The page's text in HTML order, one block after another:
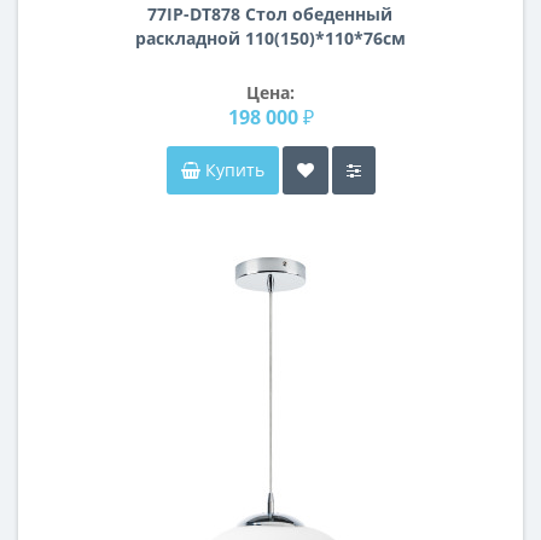
77IP-DT878 Стол обеденный
раскладной 110(150)*110*76см
Цена:
198 000 ₽
Купить